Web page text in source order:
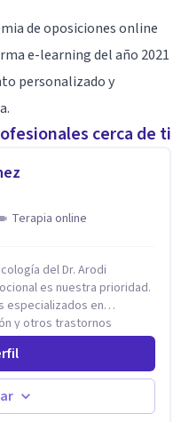
de oposiciones online
e-learning del año 2021
personalizado y
cerca de ti
Terapia online
del Dr. Arodi
es nuestra prioridad.
especializados en
y otros trastornos
a ofrecerte el mejor
nuestro
de terapias y
tus necesidades
de Ansiedad y